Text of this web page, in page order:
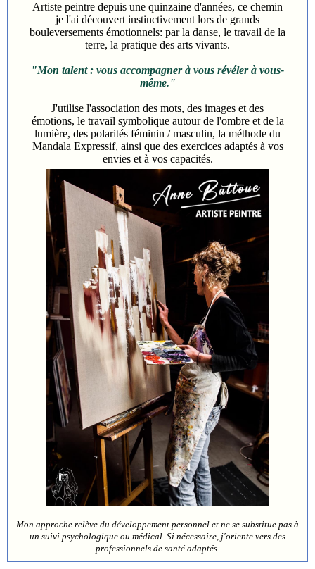
Artiste peintre depuis une quinzaine d'années, ce chemin
je l'ai découvert instinctivement lors de grands
bouleversements émotionnels: par la danse, le travail de la
terre, la pratique des arts vivants.
"Mon talent : vous accompagner à vous révéler à vous-
même."
J'utilise l'association des mots, des images et des
émotions, le travail symbolique autour de l'ombre et de la
lumière, des polarités féminin / masculin, la méthode du
Mandala Expressif, ainsi que des exercices adaptés à vos
envies et à vos capacités.
Mon approche relève du développement personnel et ne se substitue pas à
un suivi psychologique ou médical. Si nécessaire, j'oriente vers des
professionnels de santé adaptés.